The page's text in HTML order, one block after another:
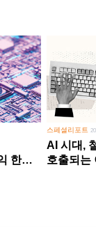
한계
스페셜리포트
AI 시대,
호출되는